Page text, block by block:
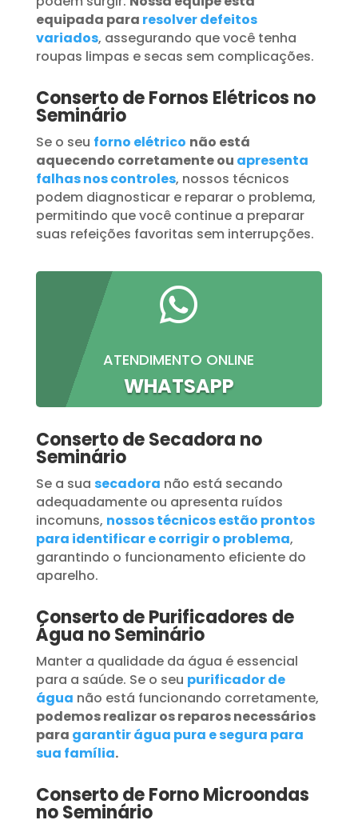
equipada para resolver defeitos
variados, assegurando que você tenha
roupas limpas e secas sem complicações.
Conserto de Fornos Elétricos no
Seminário
Se o seu forno elétrico não está
aquecendo corretamente ou apresenta
falhas nos controles, nossos técnicos
podem diagnosticar e reparar o problema,
permitindo que você continue a preparar
suas refeições favoritas sem interrupções.

ATENDIMENTO ONLINE
WHATSAPP
Conserto de Secadora no
Seminário
Se a sua secadora não está secando
adequadamente ou apresenta ruídos
incomuns, nossos técnicos estão prontos
para identificar e corrigir o problema,
garantindo o funcionamento eficiente do
aparelho.
Conserto de Purificadores de
Água no Seminário
Manter a qualidade da água é essencial
para a saúde. Se o seu purificador de
água não está funcionando corretamente,
podemos realizar os reparos necessários
para garantir água pura e segura para
sua família.
Conserto de Forno Microondas
no Seminário